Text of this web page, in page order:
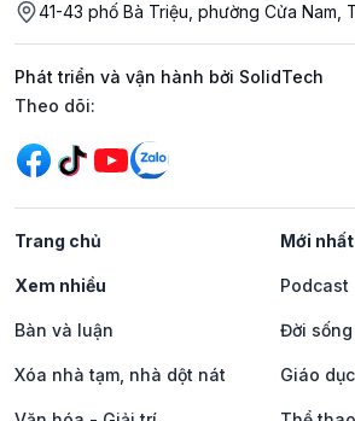
41-43 phố Bà Triệu, phường Cửa Nam,
Phát triển và vận hành bởi SolidTech
Mạng xã hội
Theo dõi:
Trang chủ Mới nhất
Xem nhiều Podcast
Bàn và luận Đời
Xóa nhà tạm, nhà dột nát Giáo